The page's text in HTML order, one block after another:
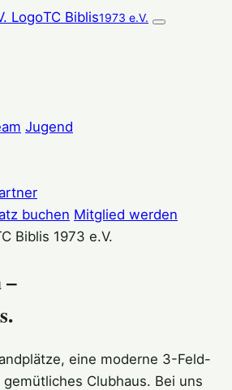
TC Biblis1973 e.V.
Jugend
buchen Mitglied werden
Biblis 1973 e.V.
–
eine moderne 3-Feld-
Clubhaus. Bei uns